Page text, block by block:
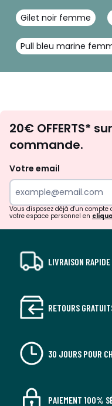
Gilet noir femme
Pull bleu marine
20€ OFFERTS*
commande.
Votre email
Vous disposez déjà d'un
votre espace personnel en
LIVRAISON
RETOURS
30 JOURS POUR
PAIEMENT 100%